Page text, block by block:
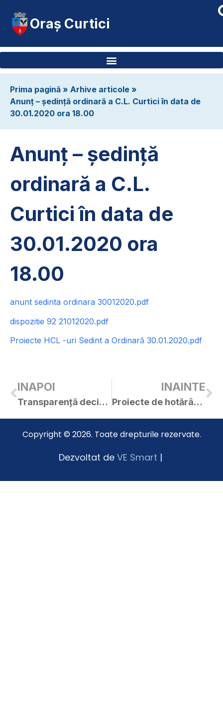
Oraș Curtici
Prima pagină » Arhive articole »
Anunț – ședință ordinară a C.L. Curtici în data de
30.01.2020 ora 18.00
Anunț – ședință
ordinară a C.L.
Curtici în data de
30.01.2020 ora
18.00
anunt sedinta ordinara 30012020.pdf
dispozitie 92 21012020.pdf
Proiecte HCL -uri Sedint a Ordinară 30.01.2020.pdf
INAPOI
Transparență decizională: proiect HCL privind aprobarea ridicării interdicției temporare de construire prin reglementarea din punct de vedere urbanistic,cu păstrarea funcțiunii zonei propuse prin PUG Curtici, pentru terenul în suprafață de 20.400mp identificat în CF.nr.306097 Curtici pentru întocmirea PUZ-Construire zonă pentru servicii
INAINTE
Proiecte de hotărâri pentru ședința ordinară a C.L. Curtici din 30.01.2020
Copyright © 2026. Toate drepturile rezervate.
Dezvoltat de VE Smart |